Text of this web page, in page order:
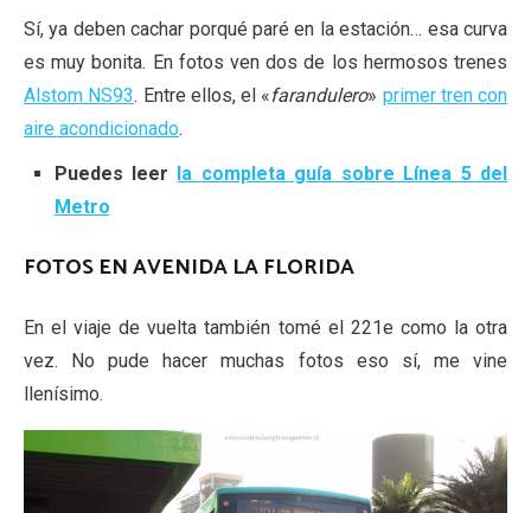
Sí, ya deben cachar porqué paré en la estación… esa curva
es muy bonita. En fotos ven dos de los hermosos trenes
Alstom NS93. Entre ellos, el «farandulero» primer tren con
aire acondicionado.
Puedes leer la completa guía sobre Línea 5 del
Metro
FOTOS EN AVENIDA LA FLORIDA
En el viaje de vuelta también tomé el 221e como la otra
vez. No pude hacer muchas fotos eso sí, me vine
llenísimo.